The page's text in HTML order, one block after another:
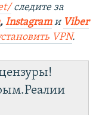
следите за
, Instagramи Viber
VPN.